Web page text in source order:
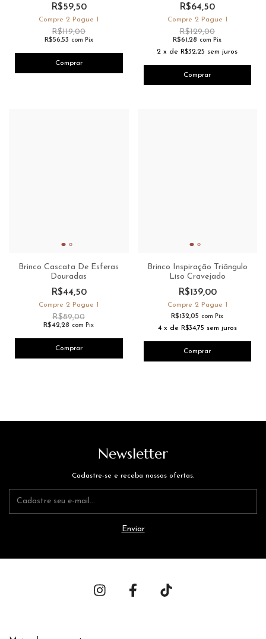
R$59,50
Compre 2 Pague 1
R$119,00
R$56,53 com Pix
R$64,50
Compre 2 Pague 1
R$129,00
R$61,28com Pix
2 xde R$32,25 sem juros
Brinco Cascata De Esferas
Douradas
R$44,50
Compre 2 Pague 1
R$89,00
R$42,28com Pix
Brinco Inspiração Triângulo
Liso Cravejado
R$139,00
Compre 2 Pague 1
R$132,05com Pix
4 x de R$34,75 sem juros
Newsletter
Cadastre-se e receba nossas ofertas.